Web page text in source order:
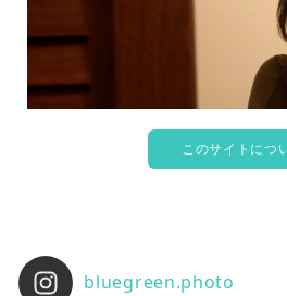
このサイトにつ
bluegreen.photo